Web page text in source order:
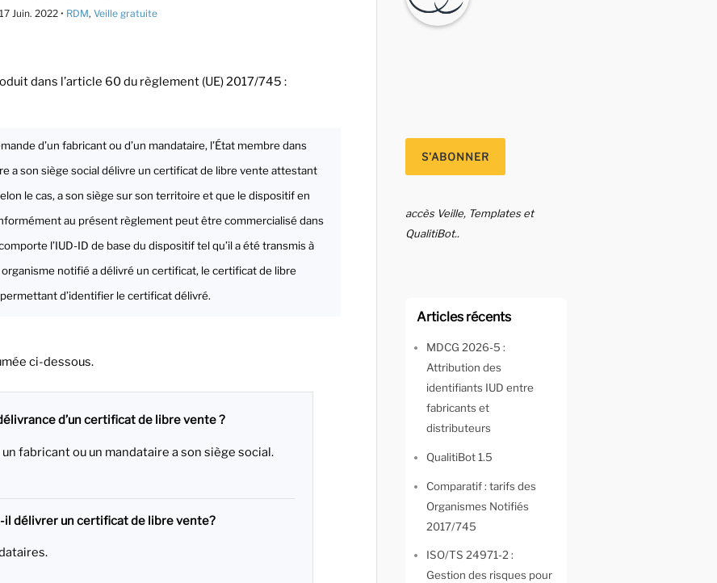
17 Juin. 2022 • RDM,Veille gratuite
dans l’article 60 du règlement (UE) 2017/745 :
d’un fabricant ou d’un mandataire, l’État membre dans
a son siège social délivre un certificat de libre vente attestant
le cas, a son siège sur son territoire et que le dispositif en
au présent règlement peut être commercialisé dans
l’IUD-ID de base du dispositif tel qu’il a été transmis à
organisme notifié a délivré un certificat, le certificat de libre
d’identifier le certificat délivré.
ci-dessous.
d’un certificat de libre vente ?
fabricant ou un mandataire a son siège social.
il délivrer un certificat de libre vente?
accès Veille, Templates et
QualitiBot..
Articles récents
MDCG 2026-5 :
Attribution des
identifiants IUD entre
fabricants et
distributeurs
QualitiBot 1.5
Comparatif : tarifs des
Organismes Notifiés
2017/745
ISO/TS 24971-2 :
Gestion des risques pour